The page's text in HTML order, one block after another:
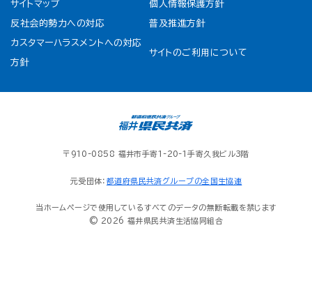
サイトマップ 個人情報保護方針
反社会的勢力への対応 普及推進方針
カスタマーハラスメントへの対応
方針
サイトのご利用について
〒910-0858 福井市手寄1-20-1手寄久我ビル3階
元受団体： 都道府県民共済グループの全国生協連
当ホームページで使用しているすべてのデータの無断転載を禁じます
© 2026 福井県民共済生活協同組合